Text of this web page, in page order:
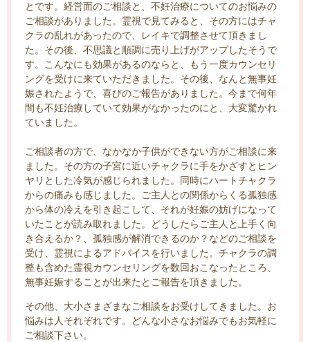
とです。経営面のご相談と、不妊治療についてのお悩みの
ご相談がありました。霊視で見てみると、その方にはチャ
クラの乱れがあったので、レイキで調整させて頂きまし
た。その後、不思議と順調に売り上げがアップしたそうで
す。こんなにも効果があるのならと、もう一度カウンセリ
ングを受けに来ていただきました。その後、なんと無事妊
娠されたようで、喜びのご報告がありました。今まで何年
間も不妊治療していて効果がなかったのにと、大変驚かれ
ていました。
ご相談者の方で、なかなか子供ができない方がご相談に来
ました。その方の子宮に近いチャクラに手をかざすとヒン
ヤリとした冷気が感じられました。同時にハートチャクラ
からの痛みも感じました。ご主人との関係からくる孤独感
から体の冷えを引き起こして、それが妊娠の妨げになって
いたことが読み取れました。どうしたらご主人と上手く向
き合えるか？、孤独感が解消できるのか？などのご相談を
受け、霊視によるアドバイスを行いました。チャクラの調
整も含めた霊視カウンセリングを数回おこなったところ、
無事妊娠することが出来たとご報告を頂きました。
その他、大小さまざまなご相談をお受けしてきました。お
悩みは人それぞれです。どんな小さなお悩みでもお気軽に
ご相談下さい。